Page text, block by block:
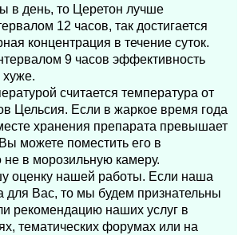
в день, то Церетон лучше
12 часов, так достигается
концентрация в течение суток.
9 часов эффективность
хуже.
считается температура от
Цельсия. Если в жаркое время года
хранения препарата превышает
можете поместить его в
не в морозильную камеру.
оценку нашей работы. Если наша
для Вас, то мы будем признательны
рекомендацию наших услуг в
тематических форумах или на